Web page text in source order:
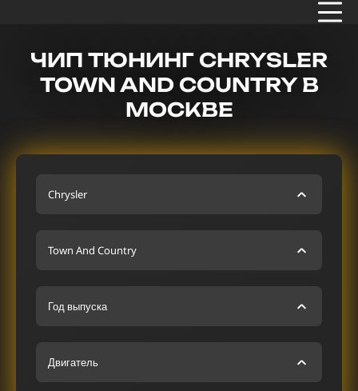
ЧИП ТЮНИНГ CHRYSLER
TOWN AND COUNTRY В
МОСКВЕ
Chrysler
Town And Country
Год выпуска
Двигатель